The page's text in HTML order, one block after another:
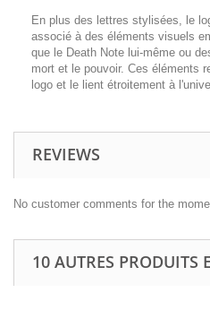
En plus des lettres stylisées, le
associé à des éléments visuels
que le Death Note lui-même ou
mort et le pouvoir. Ces éléments
logo et le lient étroitement à
REVIEWS
No customer comments for the
10 AUTRES PRODUITS